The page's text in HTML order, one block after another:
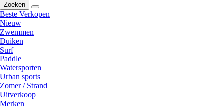
Zoeken
Beste Verkopen
Nieuw
Zwemmen
Duiken
Surf
Paddle
Watersporten
Urban sports
Zomer / Strand
Uitverkoop
Merken